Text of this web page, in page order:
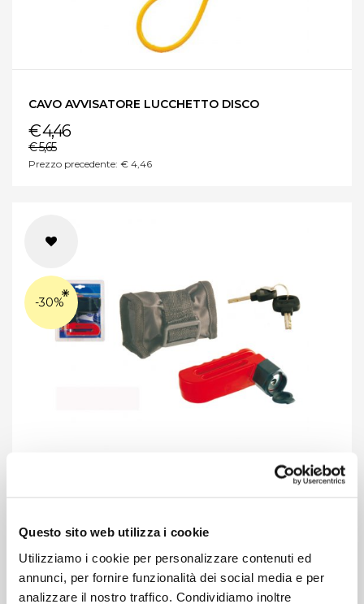
Questo sito web utilizza i cookie
Utilizziamo i cookie per personalizzare contenuti ed
annunci, per fornire funzionalità dei social media e per
analizzare il nostro traffico. Condividiamo inoltre
CAVO AVVISATORE LUCCHETTO DISCO
€ 4,46
€ 5,65
Prezzo precedente: € 4,46
-30%
Lucchetto MAXI disco freno D.10 c-borsa
€ 17,61
€ 25,15
Prezzo precedente: € 17,61